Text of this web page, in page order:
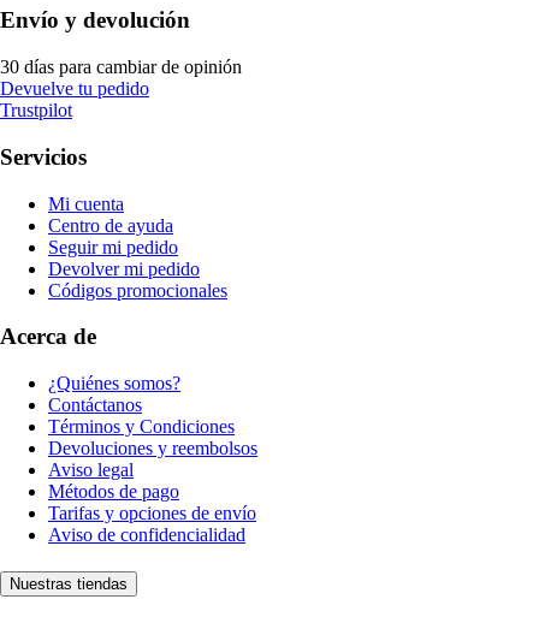
Envío y devolución
30 días para cambiar de opinión
Devuelve tu pedido
Trustpilot
Servicios
Mi cuenta
Centro de ayuda
Seguir mi pedido
Devolver mi pedido
Códigos promocionales
Acerca de
¿Quiénes somos?
Contáctanos
Términos y Condiciones
Devoluciones y reembolsos
Aviso legal
Métodos de pago
Tarifas y opciones de envío
Aviso de confidencialidad
Nuestras tiendas